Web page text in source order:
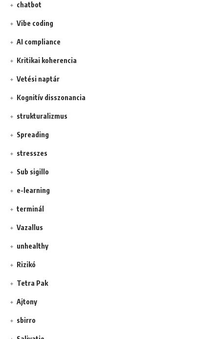
chatbot
Vibe coding
AI compliance
Kritikai koherencia
Vetési naptár
Kognitív disszonancia
strukturalizmus
Spreading
stresszes
Sub sigillo
e-learning
terminál
Vazallus
unhealthy
Rizikó
Tetra Pak
Ajtony
sbirro